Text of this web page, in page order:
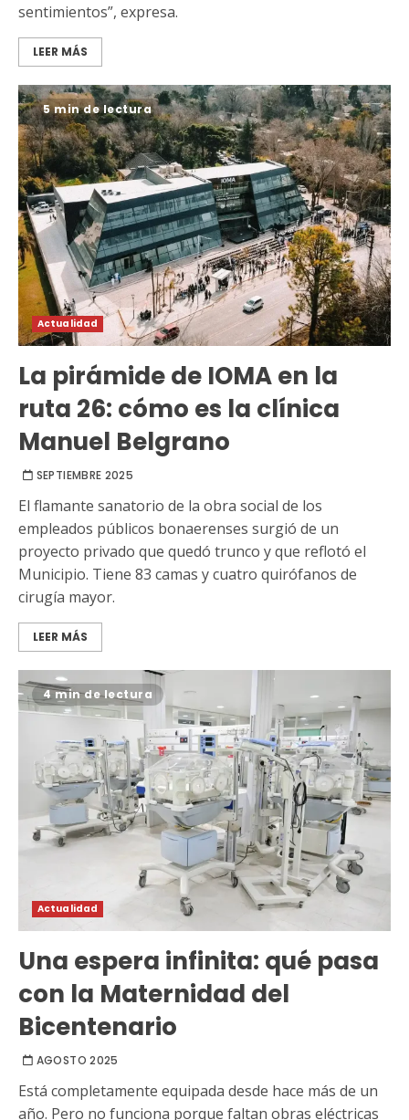
sentimientos”, expresa.
LEER MÁS
5 min de lectura
Actualidad
La pirámide de IOMA en la
ruta 26: cómo es la clínica
Manuel Belgrano
SEPTIEMBRE 2025
El flamante sanatorio de la obra social de los
empleados públicos bonaerenses surgió de un
proyecto privado que quedó trunco y que reflotó el
Municipio. Tiene 83 camas y cuatro quirófanos de
cirugía mayor.
LEER MÁS
4 min de lectura
Actualidad
Una espera infinita: qué pasa
con la Maternidad del
Bicentenario
AGOSTO 2025
Está completamente equipada desde hace más de un
año. Pero no funciona porque faltan obras eléctricas